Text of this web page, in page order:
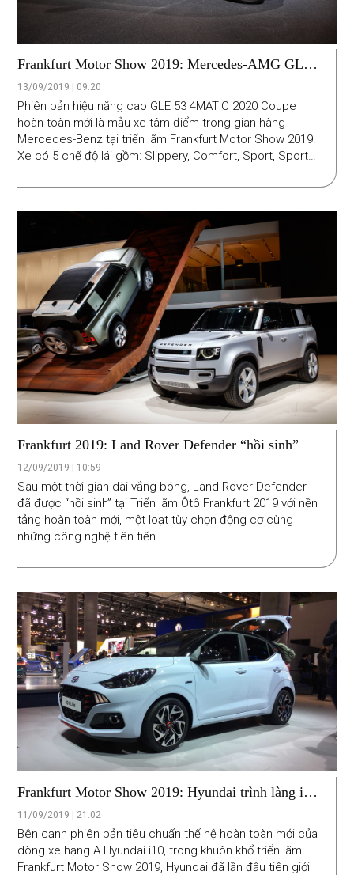
Frankfurt Motor Show 2019: Mercedes-AMG GLE
53 4MATIC 2020 được trang bị những gì ?
13/09/2019 | 09:20
Phiên bản hiệu năng cao GLE 53 4MATIC 2020 Coupe
hoàn toàn mới là mẫu xe tâm điểm trong gian hàng
Mercedes-Benz tại triển lãm Frankfurt Motor Show 2019.
Xe có 5 chế độ lái gồm: Slippery, Comfort, Sport, Sport+,
vượt địa hình gồm Trail và Sand. Hệ dẫn động bốn bánh
Frankfurt 2019: Land Rover Defender “hồi sinh”
12/09/2019 | 10:59
Sau một thời gian dài vắng bóng, Land Rover Defender
đã được “hồi sinh” tại Triển lãm Ôtô Frankfurt 2019 với nền
tảng hoàn toàn mới, một loạt tùy chọn động cơ cùng
những công nghệ tiên tiến.
Frankfurt Motor Show 2019: Hyundai trình làng i10
phiên bản thể thao N Line
11/09/2019 | 21:02
Bên cạnh phiên bản tiêu chuẩn thế hệ hoàn toàn mới của
dòng xe hạng A Hyundai i10, trong khuôn khổ triển lãm
Frankfurt Motor Show 2019, Hyundai đã lần đầu tiên giới